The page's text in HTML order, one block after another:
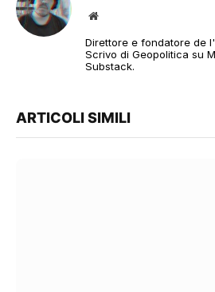
Sito
Direttore e fondatore de
Scrivo di Geopolitica su
Substack.
ARTICOLI SIMILI